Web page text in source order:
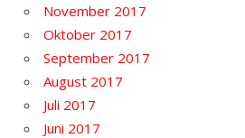
November 2017
Oktober 2017
September 2017
August 2017
Juli 2017
Juni 2017